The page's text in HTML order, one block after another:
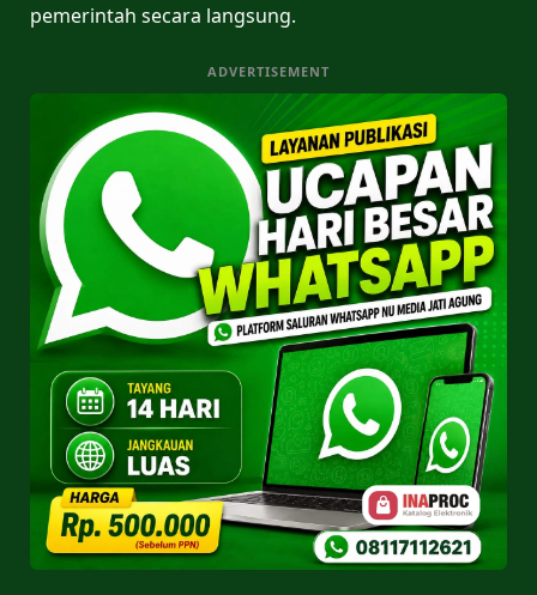
pemerintah secara langsung.
ADVERTISEMENT